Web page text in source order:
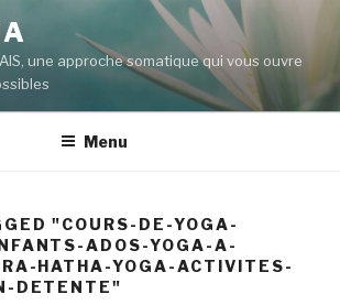
une approche somatique qui vous ouvre
Menu
"COURS-DE-YOGA-
ADOS-YOGA-A-
HATHA-YOGA-ACTIVITES-
DETENTE"